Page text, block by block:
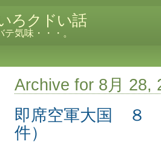
ろクドい話
テ気味・・・。
Archive for 8月 28,
即席空軍大国 ８
件）